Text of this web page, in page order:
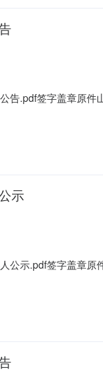
告.pdf签字盖章原件
比采购，现将成交
示
公示.pdf签字盖章原
司定襄县公益性敬